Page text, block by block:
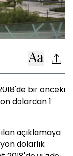
bir önceki
dolardan 1
açıklamaya
dolarlık